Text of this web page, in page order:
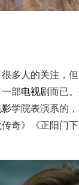
多人的关注，
部电视剧而已
影学院表演系的
奇》《正阳门